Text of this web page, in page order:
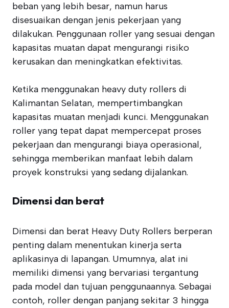
beban yang lebih besar, namun harus
disesuaikan dengan jenis pekerjaan yang
dilakukan. Penggunaan roller yang sesuai dengan
kapasitas muatan dapat mengurangi risiko
kerusakan dan meningkatkan efektivitas.
Ketika menggunakan heavy duty rollers di
Kalimantan Selatan, mempertimbangkan
kapasitas muatan menjadi kunci. Menggunakan
roller yang tepat dapat mempercepat proses
pekerjaan dan mengurangi biaya operasional,
sehingga memberikan manfaat lebih dalam
proyek konstruksi yang sedang dijalankan.
Dimensi dan berat
Dimensi dan berat Heavy Duty Rollers berperan
penting dalam menentukan kinerja serta
aplikasinya di lapangan. Umumnya, alat ini
memiliki dimensi yang bervariasi tergantung
pada model dan tujuan penggunaannya. Sebagai
contoh, roller dengan panjang sekitar 3 hingga